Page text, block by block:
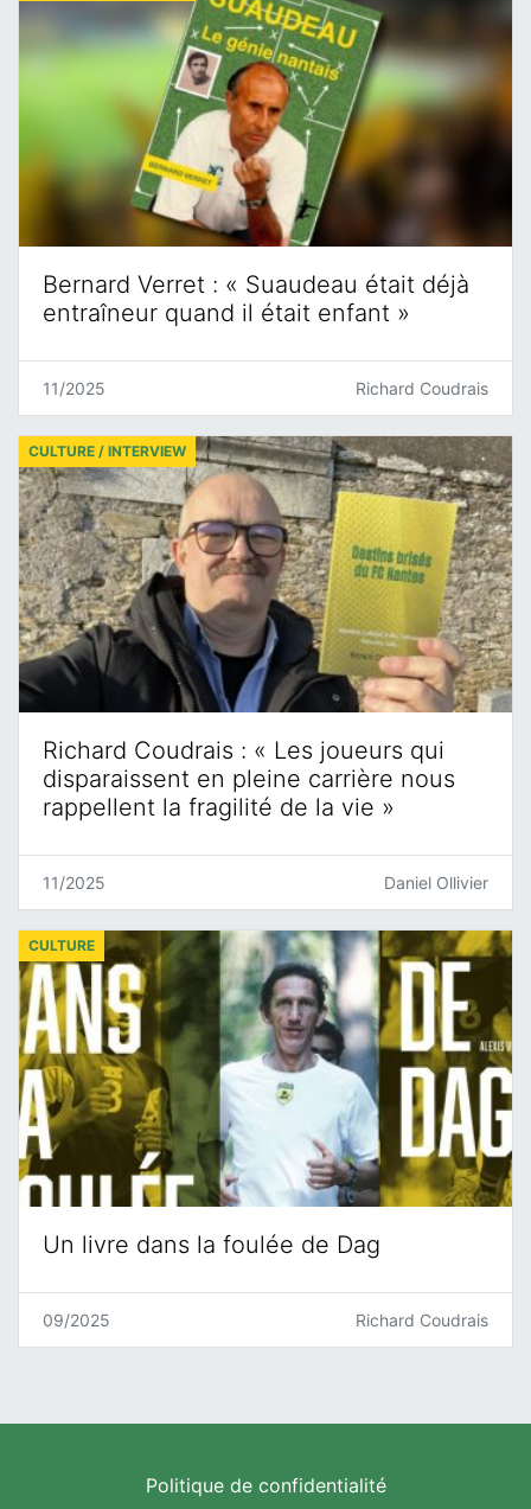
Bernard Verret : « Suaudeau était déjà
entraîneur quand il était enfant »
11/2025 Richard Coudrais
Richard Coudrais : « Les joueurs qui
disparaissent en pleine carrière nous
rappellent la fragilité de la vie »
CULTURE / INTERVIEW
11/2025 Daniel Ollivier
Un livre dans la foulée de Dag
CULTURE
09/2025 Richard Coudrais
Politique de confidentialité